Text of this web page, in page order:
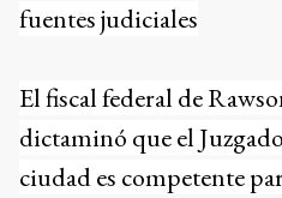
fuentes judiciales
El fiscal federal de
dictaminó que el
ciudad es competente